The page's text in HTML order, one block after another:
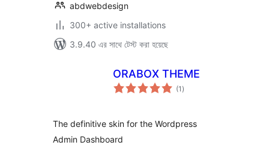
abdwebdesign
300+ active installations
3.9.40 এর সাথে টেস্ট করা হয়েছে
ORABOX THEME
(1 total
ratings
)
The definitive skin for the Wordpress
Admin Dashboard